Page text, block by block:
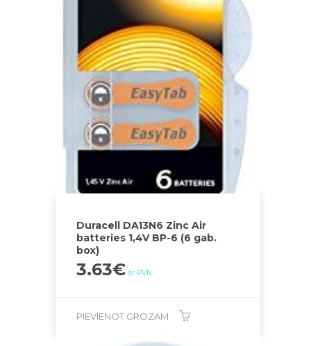
Duracell DA13N6 Zinc Air
batteries 1,4V BP-6 (6 gab.
box)
3.63€ ar PVN
PIEVIENOT GROZAM